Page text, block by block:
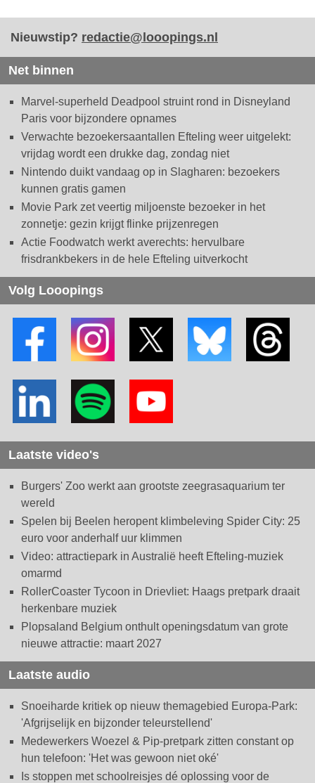
Nieuwstip? redactie@looopings.nl
Net binnen
Marvel-superheld Deadpool struint rond in Disneyland
Paris voor bijzondere opnames
Verwachte bezoekersaantallen Efteling weer uitgelekt:
vrijdag wordt een drukke dag, zondag niet
Nintendo duikt vandaag op in Slagharen: bezoekers
kunnen gratis gamen
Movie Park zet veertig miljoenste bezoeker in het
zonnetje: gezin krijgt flinke prijzenregen
Actie Foodwatch werkt averechts: hervulbare
frisdrankbekers in de hele Efteling uitverkocht
Volg Looopings
Laatste video's
Burgers' Zoo werkt aan grootste zeegrasaquarium ter
wereld
Spelen bij Beelen heropent klimbeleving Spider City: 25
euro voor anderhalf uur klimmen
Video: attractiepark in Australië heeft Efteling-muziek
omarmd
RollerCoaster Tycoon in Drievliet: Haags pretpark draait
herkenbare muziek
Plopsaland Belgium onthult openingsdatum van grote
nieuwe attractie: maart 2027
Laatste audio
Snoeiharde kritiek op nieuw themagebied Europa-Park:
'Afgrijselijk en bijzonder teleurstellend'
Medewerkers Woezel & Pip-pretpark zitten constant op
hun telefoon: 'Het was gewoon niet oké'
Is stoppen met schoolreisjes dé oplossing voor de